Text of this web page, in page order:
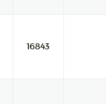
16843